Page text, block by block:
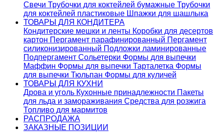
Свечи Трубочки для коктейлей бумажные Трубочки
для коктейлей пластиковые Шпажки для шашлыка
ТОВАРЫ ДЛЯ КОНДИТЕРА
Кондитерские мешки и ленты Коробки для десертов
картон Пергамент парафинированный Пергамент
силиконизированный Подложки ламинированные
Подпергамент Сольетерки Формы для выпечки
Маффин Формы для выпечки Тарталетка Формы
для выпечки Тюльпан Формы для куличей
ТОВАРЫ ДЛЯ КУХНИ
Дрова и уголь Кухонные принадлежности Пакеты
для льда и замораживания Средства для розжига
Топливо для мармитов
РАСПРОДАЖА
ЗАКАЗНЫЕ ПОЗИЦИИ